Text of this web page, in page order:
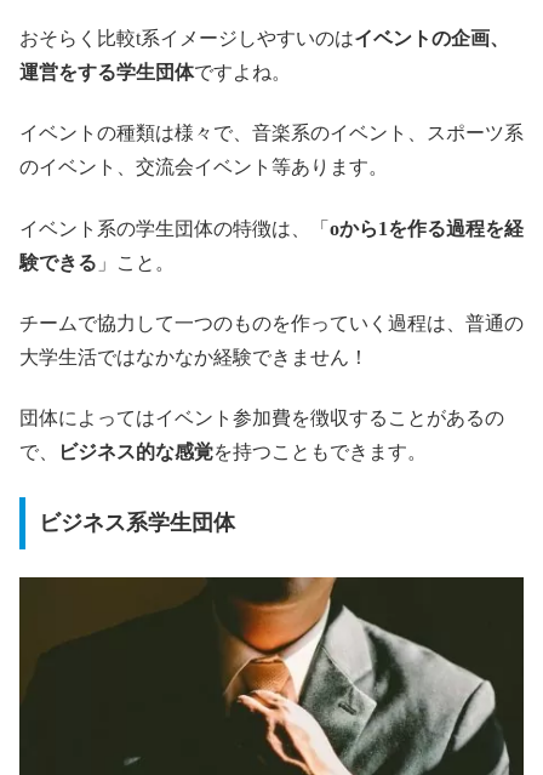
おそらく比較t系イメージしやすいのはイベントの企画、
運営をする学生団体ですよね。
イベントの種類は様々で、音楽系のイベント、スポーツ系
のイベント、交流会イベント等あります。
イベント系の学生団体の特徴は、「 oから1を作る過程を経
験できる 」こと。
チームで協力して一つのものを作っていく過程は、普通の
大学生活ではなかなか経験できません！
団体によってはイベント参加費を徴収することがあるの
で、
ビジネス的な感覚を持つこともできます。
ビジネス系学生団体